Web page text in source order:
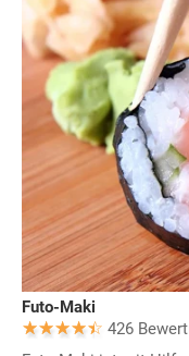
Futo-Maki
426